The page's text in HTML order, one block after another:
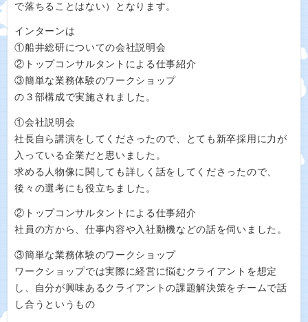
で落ちることはない）となります。
インターンは
①船井総研についての会社説明会
②トップコンサルタントによる仕事紹介
③簡単な業務体験のワークショップ
の３部構成で実施されました。
①会社説明会
社長自ら講演をしてくださったので、とても新卒採用に力が
入っている企業だと思いました。
求める人物像に関しても詳しく話をしてくださったので、
後々の選考にも役立ちました。
②トップコンサルタントによる仕事紹介
社員の方から、仕事内容や入社動機などの話を伺いました。
③簡単な業務体験のワークショップ
ワークショップでは実際に経営に悩むクライアントを想定
し、自分が興味あるクライアントの課題解決策をチームで話
し合うというもの